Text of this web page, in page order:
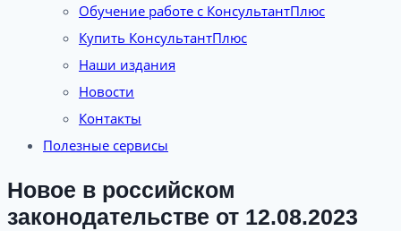
Обучение работе с КонсультантПлюс
Купить КонсультантПлюс
Наши издания
Новости
Контакты
Полезные сервисы
Новое в российском
законодательстве от 12.08.2023